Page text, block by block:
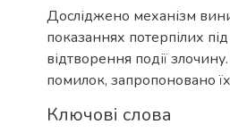
Досліджено механізм
показаннях потерпілих
відтворення події
помилок, запропоновано
Ключові слова